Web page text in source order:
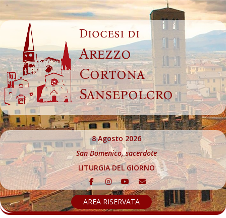
Skip
to
content
Diocesi di
Arezzo
Cortona
Sansepolcro
8 Agosto 2026
San Domenico, sacerdote
LITURGIA DEL GIORNO
AREA RISERVATA